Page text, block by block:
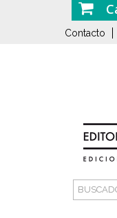
Contacto